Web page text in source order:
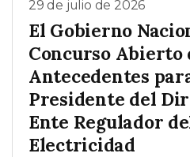
29 de julio de 2026
El Gobierno
Concurso Abierto
Antecedentes
Presidente del
Ente Regulador
Electricidad